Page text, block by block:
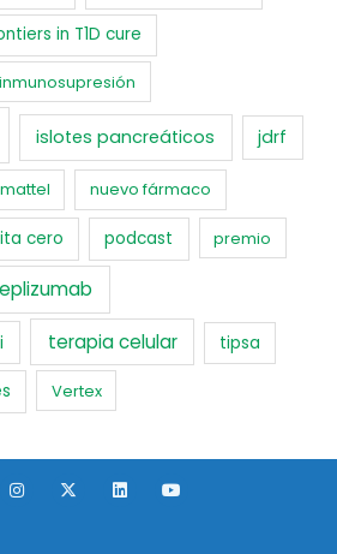
in T1D cure
inmunosupresión
islotes pancreáticos jdrf
mattel nuevo fármaco
cero podcast premio
terapia celular tipsa
Vertex
I
n
X
-
L
i
Y
o